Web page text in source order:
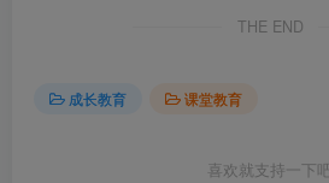
THE END
成长教育 课堂教育
喜欢就支持一下